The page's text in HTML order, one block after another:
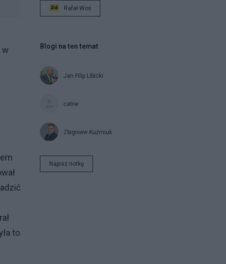
w
to
Rafał Woś
Blogi na ten temat
Jan Filip Libicki
catrw
Zbigniew Kuźmiuk
Napisz notkę